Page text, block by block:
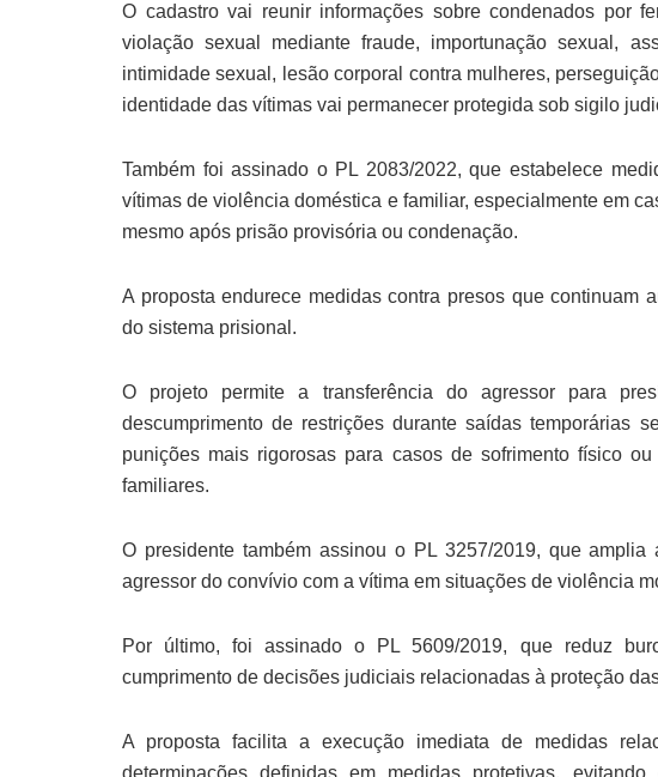
O cadastro vai reunir informações sobre condenados por
violação sexual mediante fraude, importunação sexual,
intimidade sexual, lesão corporal contra mulheres,
identidade das vítimas vai permanecer protegida sob sigilo
Também foi assinado o PL 2083/2022, que estabelece
vítimas de violência doméstica e familiar, especialmente em
mesmo após prisão provisória ou condenação.
A proposta endurece medidas contra presos que continuam
do sistema prisional.
O projeto permite a transferência do agressor para
descumprimento de restrições durante saídas temporárias
punições mais rigorosas para casos de sofrimento físico
familiares.
O presidente também assinou o PL 3257/2019, que
agressor do convívio com a vítima em situações de violência
Por último, foi assinado o PL 5609/2019, que reduz
cumprimento de decisões judiciais relacionadas à proteção
A proposta facilita a execução imediata de medidas
determinações definidas em medidas protetivas,